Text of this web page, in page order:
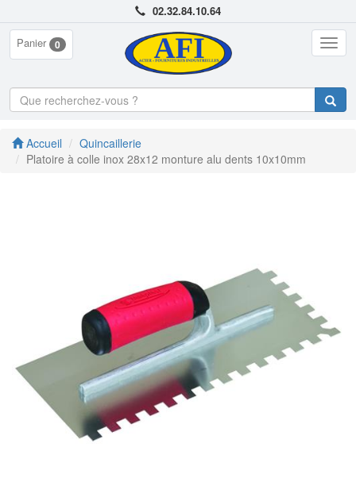
02.32.84.10.64
Panier 0
Accueil
Quincaillerie
Platoire à colle inox 28x12 monture alu dents 10x10mm